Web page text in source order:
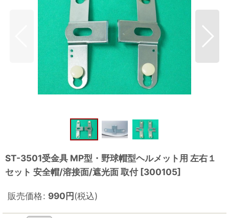
ST-3501受金具 MP型・野球帽型ヘルメット用 左右１
セット 安全帽/溶接面/遮光面 取付 [300105]
販売価格: 990円(税込)